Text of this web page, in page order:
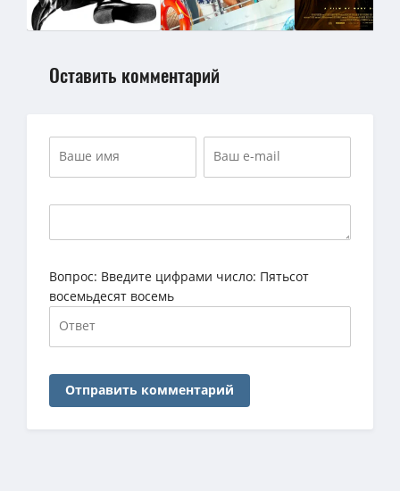
Оставить комментарий
Вопрос: Введите цифрами число: Пятьсот
восемьдесят восемь
Отправить комментарий